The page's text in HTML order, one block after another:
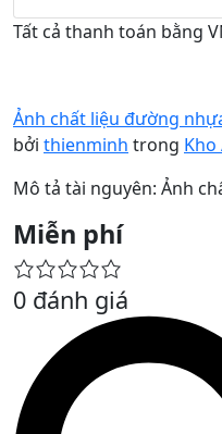
Tất cả thanh toán bằng
Ảnh chất liệu đường
bởi thienminh trong Kho
Mô tả tài nguyên: Ảnh
Miễn phí
0 đánh giá